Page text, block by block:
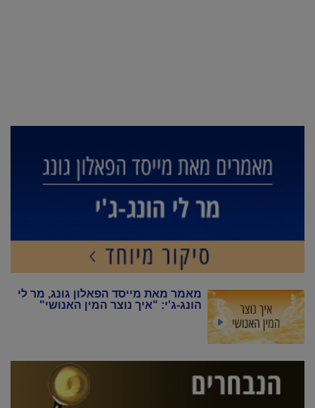
מאמר מאת מייסד הפאלון גונג, מר לי
הונג-ג'י: "איך נוצר המין האנושי"